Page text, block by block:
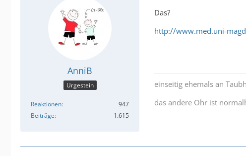
AnniB
Urgestein
Reaktionen
947
Beiträge
1.615
Das?
http://www.med.uni-
einseitig ehemals an
das andere Ohr ist